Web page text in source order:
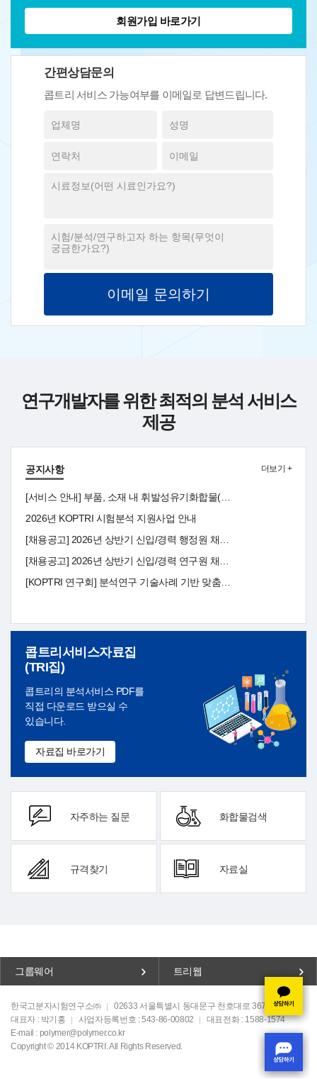
회원가입 바로가기
간편상담문의
콥트리 서비스 가능여부를 이메일로 답변드립니다.
연구개발자를 위한 최적의 분석 서비스
제공
공지사항
[서비스 안내] 부품, 소재 내 휘발성유기화합물(VOC) 분석 서비스 안내
2026년 KOPTRI 시험분석 지원사업 안내
더보기 +
콥트리서비스자료집
(TRI집)
콥트리의 분석서비스 PDF를
직접 다운로드 받으실 수
있습니다.
자료집 바로가기
자주하는 질문 화합물검색
규격찾기 자료실
그룹웨어 트리웹
한국고분자시험연구소㈜
02633 서울특별시 동대문구 천호대로 367, 폴리빌딩
대표자 : 박기홍
사업자등록번호 : 543-86-00802
대표전화 : 1588-1574
E-mail : polymer@polymer.co.kr
Copyright © 2014 KOPTRI. All Rights Reserved.